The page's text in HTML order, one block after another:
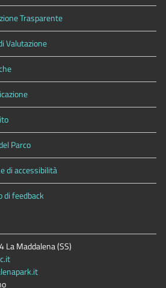
Trasparente
Valutazione
Parco
di accessibilità
di feedback
La Maddalena (SS)